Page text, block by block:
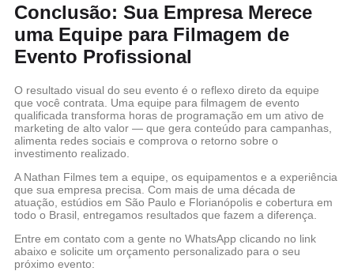
Conclusão: Sua Empresa Merece
uma Equipe para Filmagem de
Evento Profissional
O resultado visual do seu evento é o reflexo direto da equipe
que você contrata. Uma equipe para filmagem de evento
qualificada transforma horas de programação em um ativo de
marketing de alto valor — que gera conteúdo para campanhas,
alimenta redes sociais e comprova o retorno sobre o
investimento realizado.
A Nathan Filmes tem a equipe, os equipamentos e a experiência
que sua empresa precisa. Com mais de uma década de
atuação, estúdios em São Paulo e Florianópolis e cobertura em
todo o Brasil, entregamos resultados que fazem a diferença.
Entre em contato com a gente no WhatsApp clicando no link
abaixo e solicite um orçamento personalizado para o seu
próximo evento: